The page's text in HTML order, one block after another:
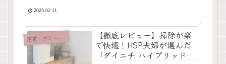
2025.02.11
家
電・ガジェット
【徹底レビュー】掃除が楽
で快適！HSP夫婦が選んだ
「ダイニチ ハイブリッド加